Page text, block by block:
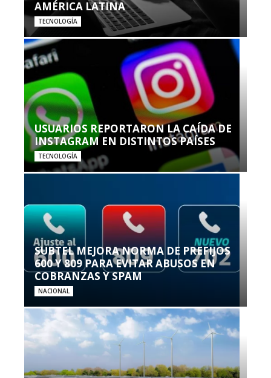
AMÉRICA LATINA
TECNOLOGÍA
USUARIOS REPORTARON LA CAÍDA DE
INSTAGRAM EN DISTINTOS PAÍSES
TECNOLOGÍA
SUBTEL MEJORA NORMA DE PREFIJOS
600 Y 809 PARA EVITAR ABUSOS EN
COBRANZAS Y SPAM
NACIONAL